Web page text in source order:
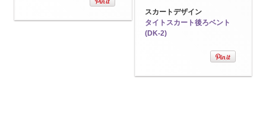
スカートデザイン
タイトスカート後ろベント
(DK-2)